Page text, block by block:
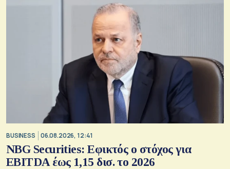
BUSINESS 06.08.2026, 12:41
NBG Securities: Εφικτός ο στόχος για
EBITDA έως 1,15 δισ. το 2026